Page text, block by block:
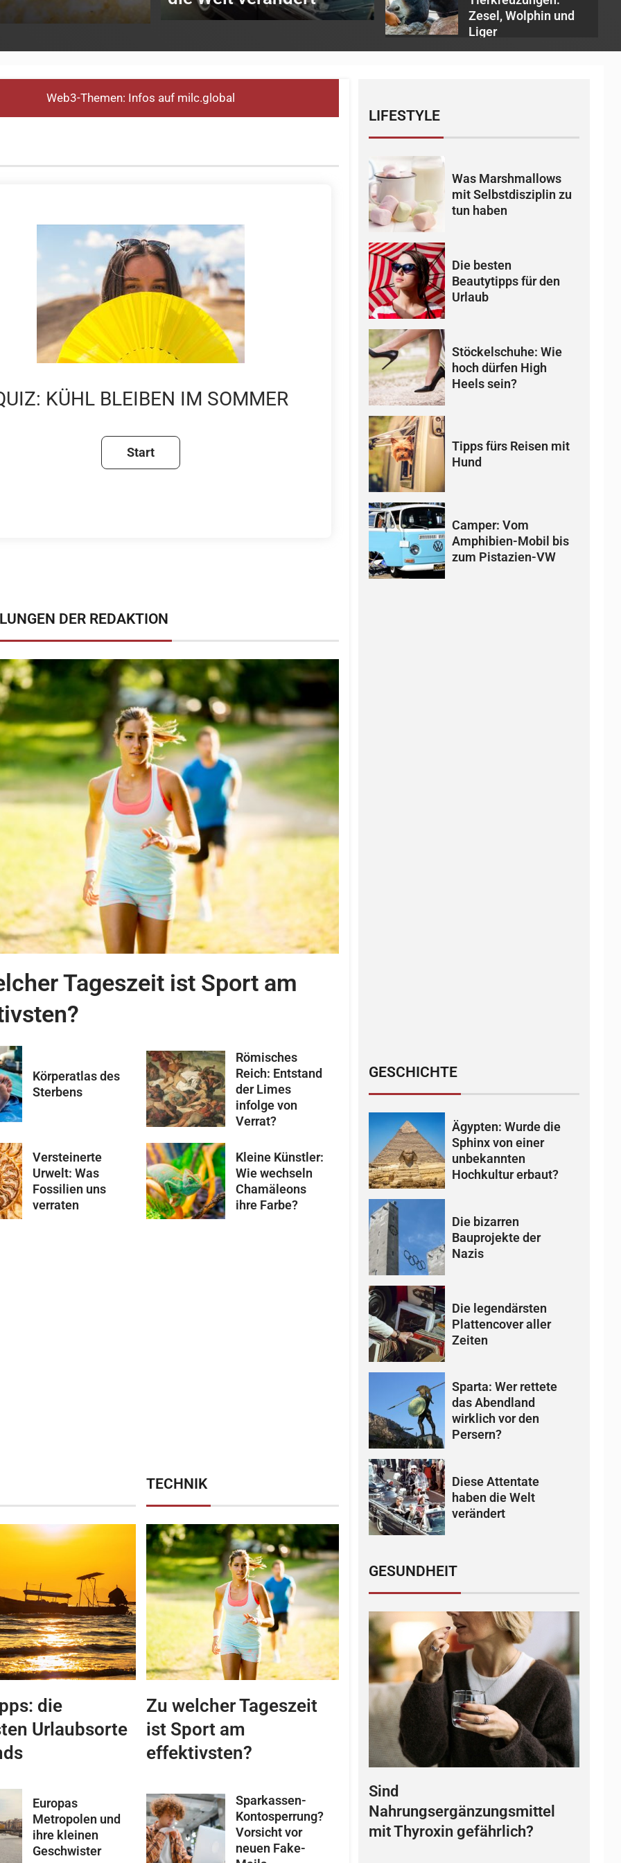
Zesel, Wolphin und
Liger
Web3-Themen: Infos auf milc.global
KÜHL BLEIBEN IM SOMMER
DER REDAKTION
Tageszeit ist Sport am
Körperatlas des
Sterbens
Römisches
Reich: Entstand
der Limes
infolge von
Verrat?
Versteinerte
Urwelt: Was
Fossilien uns
verraten
Kleine Künstler:
Wie wechseln
Chamäleons
ihre Farbe?
die
Urlaubsorte
Europas
Metropolen und
ihre kleinen
Geschwister
TECHNIK
Zu welcher Tageszeit
ist Sport am
effektivsten?
Sparkassen-
Kontosperrung?
Vorsicht vor
neuen Fake-
LIFESTYLE
Was Marshmallows
mit Selbstdisziplin zu
tun haben
Die besten
Beautytipps für den
Urlaub
Stöckelschuhe: Wie
hoch dürfen High
Heels sein?
Tipps fürs Reisen mit
Hund
Camper: Vom
Amphibien-Mobil bis
zum Pistazien-VW
GESCHICHTE
Ägypten: Wurde die
Sphinx von einer
unbekannten
Hochkultur erbaut?
Die bizarren
Bauprojekte der
Nazis
Die legendärsten
Plattencover aller
Zeiten
Sparta: Wer rettete
das Abendland
wirklich vor den
Persern?
Diese Attentate
haben die Welt
verändert
GESUNDHEIT
Sind
Nahrungsergänzungsmittel
mit Thyroxin gefährlich?
Was können wir tun, damit
keine Tiere mehr aussterben?
Kulinarische Spezialitäten: Das
sind die leckersten Gerichte im
Mittelmeerraum